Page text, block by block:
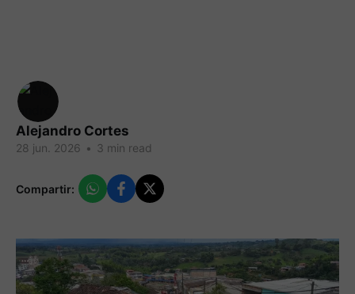
Alejandro Cortes
28 jun. 2026 • 3 min read
Compartir: